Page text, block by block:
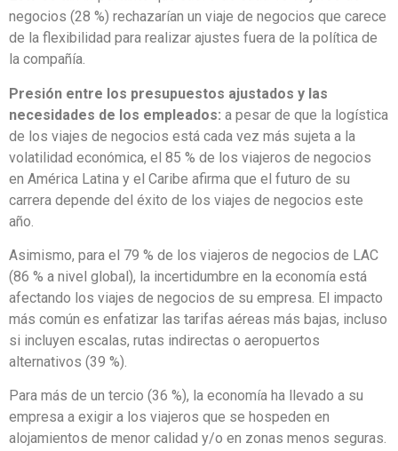
grado de flexibilidad por parte de la organización frente a
estas situaciones.
Esto es tan importante que casi 3 de cada 10 viajeros de
negocios (28 %) rechazarían un viaje de negocios que carece
de la flexibilidad para realizar ajustes fuera de la política de
la compañía.
Presión entre los presupuestos ajustados y las
necesidades de los empleados:a pesar de que la logística
de los viajes de negocios está cada vez más sujeta a la
volatilidad económica, el 85 % de los viajeros de negocios
en América Latina y el Caribe afirma que el futuro de su
carrera depende del éxito de los viajes de negocios este
año.
Asimismo, para el 79 % de los viajeros de negocios de LAC
(86 % a nivel global), la incertidumbre en la economía está
afectando los viajes de negocios de su empresa. El impacto
más común es enfatizar las tarifas aéreas más bajas, incluso
si incluyen escalas, rutas indirectas o aeropuertos
alternativos (39 %).